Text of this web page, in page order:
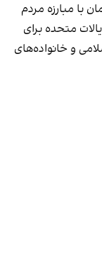
با مبارزه مردم
متحده برای
و خانواده‌های